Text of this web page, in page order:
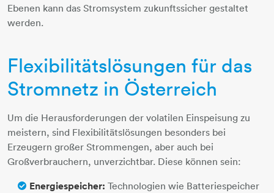
Ebenen kann das Stromsystem zukunftssicher gestaltet
werden.
Flexibilitätslösungen für das
Stromnetz in Österreich
Um die Herausforderungen der volatilen Einspeisung zu
meistern, sind Flexibilitätslösungen besonders bei
Erzeugern großer Strommengen, aber auch bei
Großverbrauchern, unverzichtbar. Diese können sein:
Energiespeicher: Technologien wie Batteriespeicher